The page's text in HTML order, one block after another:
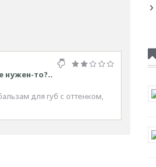
нужен-то?..
для губ с оттенком,